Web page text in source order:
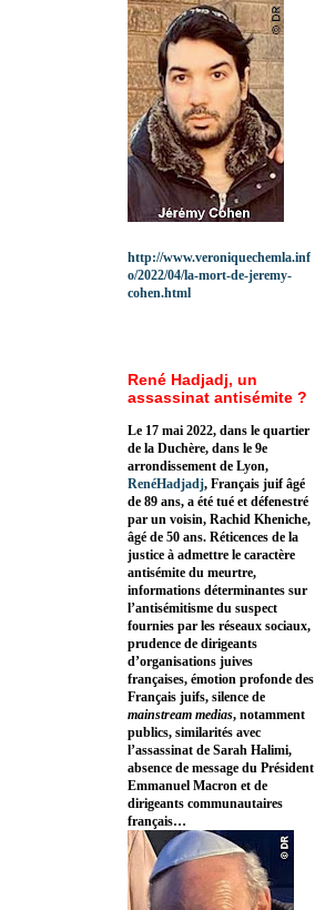
http://www.veroniquechemla.inf
o/2022/04/la-mort-de-jeremy-
cohen.html
René Hadjadj, un
assassinat antisémite ?
Le 17 mai 2022, dans le quartier
de la Duchère, dans le 9e
arrondissement de Lyon,
RenéHadjadj, Français juif âgé
de 89 ans, a été tué et défenestré
par un voisin, Rachid Kheniche,
âgé de 50 ans. Réticences de la
justice à admettre le caractère
antisémite du meurtre,
informations déterminantes sur
l’antisémitisme du suspect
fournies par les réseaux sociaux,
prudence de dirigeants
d’organisations juives
françaises, émotion profonde des
Français juifs, silence de
mainstream medias, notamment
publics, similarités avec
l’assassinat de Sarah Halimi,
absence de message du Président
Emmanuel Macron et de
dirigeants communautaires
français…